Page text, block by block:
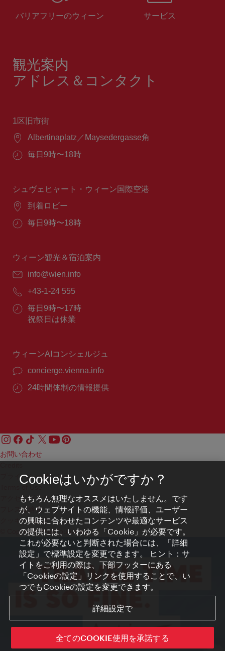
バリアフリーのウィーン サービス
観光案内
アドレス＆コンタクト
1区旧市街
場
Albertinaplatz／Maysedergasse角
営
間：
毎日9時〜18時
シュヴェヒャート・ウィーン国際空港
場
到着ロビー
営
間：
毎日9時〜18時
ウィーン観光＆宿泊案内
E
ー
ル：
info@wien.info
電
番
号：
+43-1-24 555
営
業
毎日9時〜17時
祝祭日は休業
ウィーンAIコンシェルジュ
concierge.vienna.info
24時間体制の情報提供
お問い合わせ
プライバシーポリシー
アクセシビリティ
プレス連絡先
クッキーの設定
© Copyright WienTourismus
Cookieはいかがですか？
もちろん無理なオススメはいたしません。です
が、ウェブサイトの機能、情報評価、ユーザー
の興味に合わせたコンテンツや最適なサービス
の提供には、いわゆる「Cookie」が必要です。
これが必要ないと判断された場合には、「詳細
設定」で標準設定を変更できます。 ヒント：サ
イトをご利用の際は、下部フッターにある
「Cookieの設定」リンクを使用することで、い
つでもCookieの設定を変更できます。
詳細設定で
全てのCOOKIE使用を承諾する